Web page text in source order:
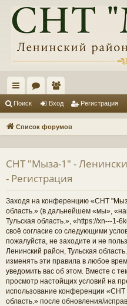
с
ы ум
ол
ьз
и
Поиск Вход Регистрация
Список форумов
СНТ "Мыза-1" -
- Регистрация
Заходя на конференцию «СНТ
область.» (в дальнейшем «мы»,
Тульская область.», «https://xn---1-
своё согласие со следующими
пожалуйста, не заходите и не
Ленинский район, Тульская
изменять эти правила в любое
уведомить вас об этом. Вместе с
просмотр настойщих условий на
использование конференции «СНТ
область.» после обновления/